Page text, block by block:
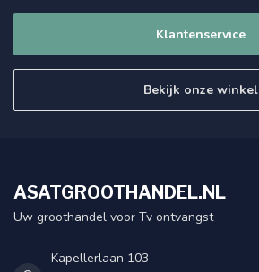
Klantenservice
Bekijk onze winkel
ASATGROOTHANDEL.NL
Uw groothandel voor Tv ontvangst
Kapellerlaan 103